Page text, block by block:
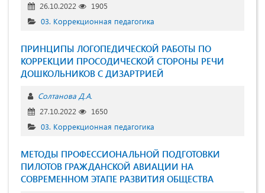
26.10.2022
1905
03. Коррекционная педагогика
ПРИНЦИПЫ ЛОГОПЕДИЧЕСКОЙ РАБОТЫ ПО
КОРРЕКЦИИ ПРОСОДИЧЕСКОЙ СТОРОНЫ РЕЧИ
ДОШКОЛЬНИКОВ С ДИЗАРТРИЕЙ
Солтанова Д.А.
27.10.2022
1650
03. Коррекционная педагогика
МЕТОДЫ ПРОФЕССИОНАЛЬНОЙ ПОДГОТОВКИ
ПИЛОТОВ ГРАЖДАНСКОЙ АВИАЦИИ НА
СОВРЕМЕННОМ ЭТАПЕ РАЗВИТИЯ ОБЩЕСТВА